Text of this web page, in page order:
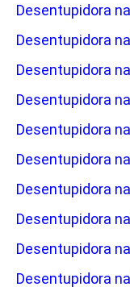
Desentupidora
Desentupidora
Desentupidora
Desentupidora
Desentupidora
Desentupidora
Desentupidora
Desentupidora
Desentupidora
Desentupidora